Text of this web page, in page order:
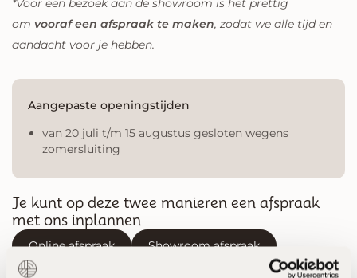
*Voor een bezoek aan de showroom is het prettig
om vooraf een afspraak te maken, zodat we alle tijd en
aandacht voor je hebben.
Aangepaste openingstijden
van 20 juli t/m 15 augustus gesloten wegens
zomersluiting
Je kunt op deze twee manieren een afspraak
met ons inplannen
Online afspraak Showroom afspraak